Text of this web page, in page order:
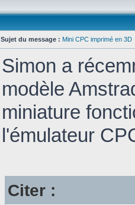
Sujet du message : Mini CPC imprimé en 3D
Simon a
modèle
miniature
l'émulateur
Citer :